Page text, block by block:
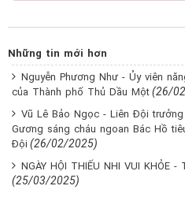
Những tin mới hơn
Nguyễn Phương Như - Ủy viên
của Thành phố Thủ Dầu Một (26/
Vũ Lê Bảo Ngọc - Liên Đội
Gương sáng cháu ngoan Bác Hồ
Đội (26/02/2025)
NGÀY HỘI THIẾU NHI VUI KHỎE -
(25/03/2025)